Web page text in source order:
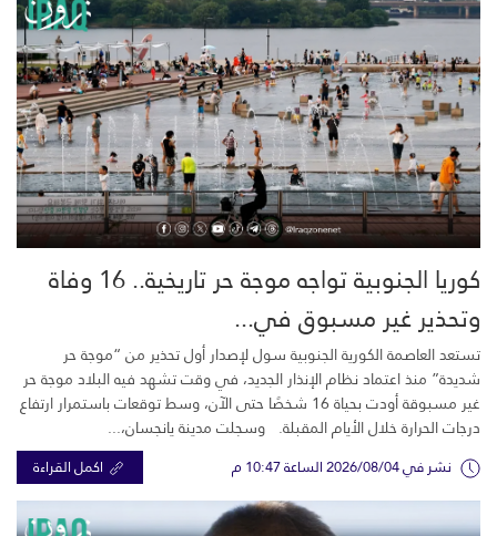
كوريا الجنوبية تواجه موجة حر تاريخية.. 16 وفاة
وتحذير غير مسبوق في...
تستعد العاصمة الكورية الجنوبية سول لإصدار أول تحذير من “موجة حر
شديدة” منذ اعتماد نظام الإنذار الجديد، في وقت تشهد فيه البلاد موجة حر
غير مسبوقة أودت بحياة 16 شخصًا حتى الآن، وسط توقعات باستمرار ارتفاع
درجات الحرارة خلال الأيام المقبلة. وسجلت مدينة يانجسان،...
نشر في 2026/08/04 الساعة 10:47 م اكمل القراءة